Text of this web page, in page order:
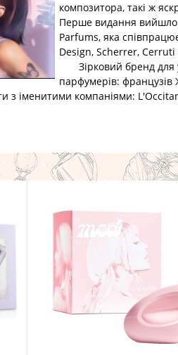
композитора, такі ж
Перше видання вийшло
Parfums, яка
Design, Scherrer, Cerruti
Зірковий бренд для
парфумерів:
з іменитими компаніями: